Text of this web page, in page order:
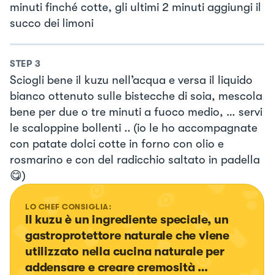
minuti finché cotte, gli ultimi 2 minuti aggiungi il
succo dei limoni
STEP 3
Sciogli bene il kuzu nell’acqua e versa il liquido
bianco ottenuto sulle bistecche di soia, mescola
bene per due o tre minuti a fuoco medio, … servi
le scaloppine bollenti .. (io le ho accompagnate
con patate dolci cotte in forno con olio e
rosmarino e con del radicchio saltato in padella
😋)
LO CHEF CONSIGLIA:
Il kuzu è un ingrediente speciale, un
gastroprotettore naturale che viene
utilizzato nella cucina naturale per
addensare e creare cremosità …